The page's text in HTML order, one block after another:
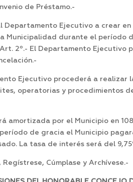
de Préstamo.-
Ejecutivo a crear
Municipalidad durante el
2º.- El Departamento Ejecutivo
Ejecutivo procederá a realizar
operatorias y procedimientos
amortizada por el Municipio en
de gracia el Municipio
La tasa de interés será del
Regístrese, Cúmplase y Archívese.-